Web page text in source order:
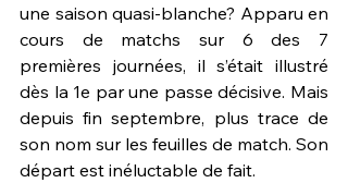
une saison quasi-blanche? Apparu en
cours de matchs sur 6 des 7
premières journées, il s’était illustré
dès la 1e par une passe décisive. Mais
depuis fin septembre, plus trace de
son nom sur les feuilles de match. Son
départ est inéluctable de fait.